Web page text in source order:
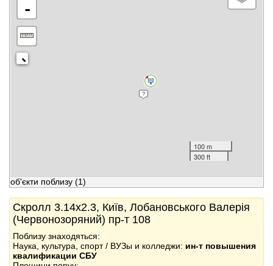
-
100 m
300 ft
об'єкти поблизу (1)
Скролл 3.14x2.3, Київ, Лобановського Валерія
(Червонозоряний) пр-т 108
Поблизу знаходяться:
Наука, культура, спорт / ВУЗы и колледжи: ин-т повышения
квалификации СБУ